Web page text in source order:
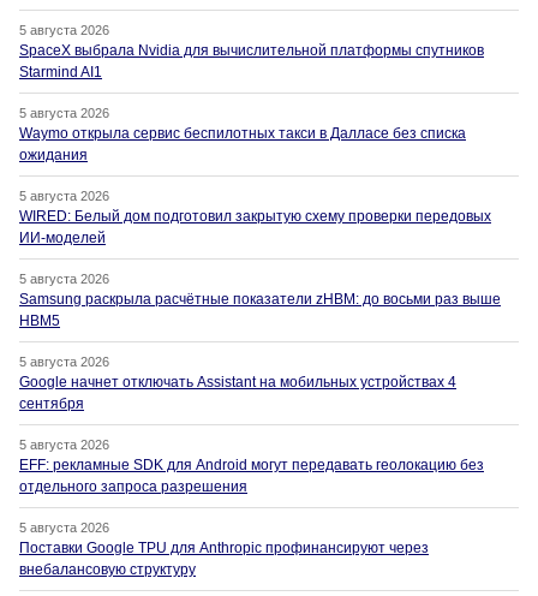
5 августа 2026
SpaceX выбрала Nvidia для вычислительной платформы спутников
Starmind AI1
5 августа 2026
Waymo открыла сервис беспилотных такси в Далласе без списка
ожидания
5 августа 2026
WIRED: Белый дом подготовил закрытую схему проверки передовых
ИИ-моделей
5 августа 2026
Samsung раскрыла расчётные показатели zHBM: до восьми раз выше
HBM5
5 августа 2026
Google начнет отключать Assistant на мобильных устройствах 4
сентября
5 августа 2026
EFF: рекламные SDK для Android могут передавать геолокацию без
отдельного запроса разрешения
5 августа 2026
Поставки Google TPU для Anthropic профинансируют через
внебалансовую структуру